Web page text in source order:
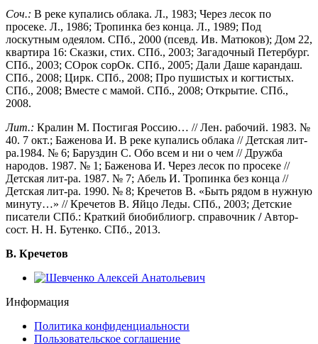
Соч.: В реке купались облака. Л., 1983; Через лесок по
просеке. Л., 1986; Тропинка без конца. Л., 1989; Под
лоскутным одеялом. СПб., 2000 (псевд. Ив. Матюков); Дом 22,
квартира 16: Сказки, стих. СПб., 2003; Загадочный Петербург.
СПб., 2003; СОрок сорОк. СПб., 2005; Дали Даше карандаш.
СПб., 2008; Цирк. СПб., 2008; Про пушистых и когтистых.
СПб., 2008; Вместе с мамой. СПб., 2008; Открытие. СПб.,
2008.
Лит.: Кралин М. Постигая Россию… // Лен. рабочий. 1983. №
40. 7 окт.; Баженова И. В реке купались облака // Детская лит-
ра.1984. № 6; Баруздин С. Обо всем и ни о чем // Дружба
народов. 1987. № 1; Баженова И. Через лесок по просеке //
Детская лит-ра. 1987. № 7; Абель И. Тропинка без конца //
Детская лит-ра. 1990. № 8; Кречетов В. «Быть рядом в нужную
минуту…» // Кречетов В. Яйцо Леды. СПб., 2003; Детские
писатели СПб.: Краткий биобиблиогр. справочник /Автор-
сост. Н. Н. Бутенко. СПб., 2013.
В. Кречетов
Информация
Политика конфиденциальности
Пользовательское соглашение